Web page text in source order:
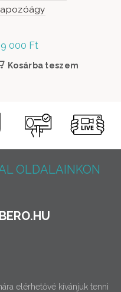
000 Ft
Kosárba teszem
OLDALAINKON
elérhetővé kívánjuk tenni